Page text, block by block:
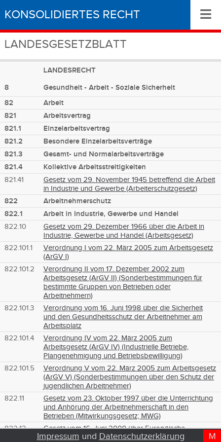
KONSOLIDIERTES RECHT
LANDESGESETZBLATT
≡
LANDESRECHT
8
Gesundheit - Arbeit - Soziale Sicherheit
82
Arbeit
821
Arbeitsvertrag
821.1
Einzelarbeitsvertrag
821.2
Besondere Einzelarbeitsverträge
821.3
Gesamt- und Normalarbeitsverträge
821.4
Kollektive Arbeitsstreitigkeiten
821.41
Gesetz vom 29. November 1945 betreffend die Arbeit
in Industrie und Gewerbe (Arbeiterschutzgesetz)
822
Arbeitnehmerschutz
822.1
Arbeit in Industrie, Gewerbe und Handel
822.10
Gesetz vom 29. Dezember 1966 über die Arbeit in
Industrie, Gewerbe und Handel (Arbeitsgesetz)
822.101.1
Verordnung I vom 22. März 2005 zum Arbeitsgesetz
(ArGV I)
822.101.2
Verordnung II vom 17. Dezember 2002 zum
Arbeitsgesetz (ArGV II) (Sonderbestimmungen für
bestimmte Gruppen von Betrieben oder
Arbeitnehmern)
822.101.3
Verordnung vom 16. Juni 1998 über die Sicherheit
und den Gesundheitsschutz der Arbeitnehmer am
Arbeitsplatz
822.101.4
Verordnung IV vom 22. März 2005 zum
Arbeitsgesetz (ArGV IV) (Industrielle Betriebe,
Plangenehmigung und Betriebsbewilligung)
822.101.5
Verordnung V vom 22. März 2005 zum Arbeitsgesetz
(ArGV V) (Sonderbestimmungen über den Schutz der
jugendlichen Arbeitnehmer)
822.11
Gesetz vom 23. Oktober 1997 über die Unterrichtung
und Anhörung der Arbeitnehmerschaft in den
Betrieben (Mitwirkungsgesetz; MWG)
822.12
Gesetz vom 16. Juni 2000 über Europäische
Betriebsräte
D
T
M
Impressum und Datenschutzerklärung